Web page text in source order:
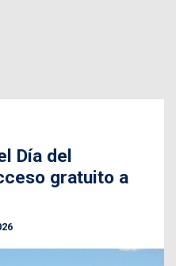
Día del
gratuito a